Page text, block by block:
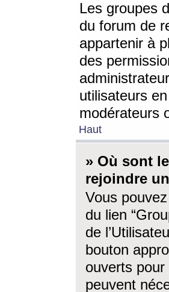
Les groupes
du forum de
appartenir à
des
utilisateurs
modérateurs
Haut
» Où sont
rejoindre
Vous
du lien
de
bouton
ouverts
peuvent